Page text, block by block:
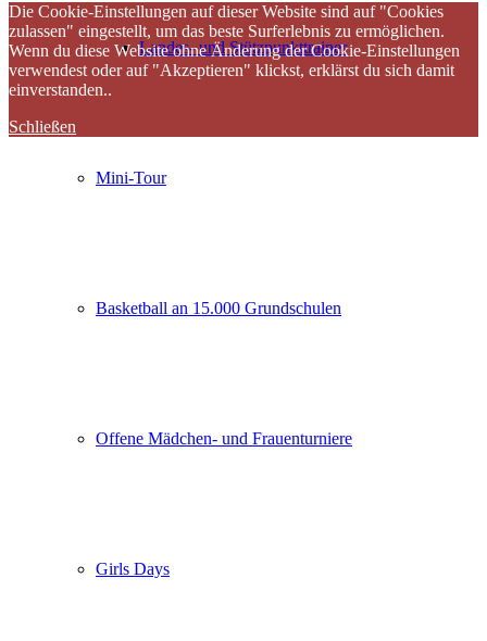
Landes- und Stützpunkttrainer
Mini-Tour
Basketball an 15.000 Grundschulen
Offene Mädchen- und Frauenturniere
Girls Days
Die Cookie-Einstellungen auf dieser Website sind auf "Cookies
zulassen" eingestellt, um das beste Surferlebnis zu ermöglichen.
Wenn du diese Website ohne Änderung der Cookie-Einstellungen
verwendest oder auf "Akzeptieren" klickst, erklärst du sich damit
einverstanden..
Schließen